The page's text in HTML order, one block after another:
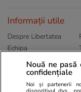
Informații utile
Despre Libertatea
Echipa
Publicitate
Politica de
Nouă ne
confidențiale
Noi și partenerii